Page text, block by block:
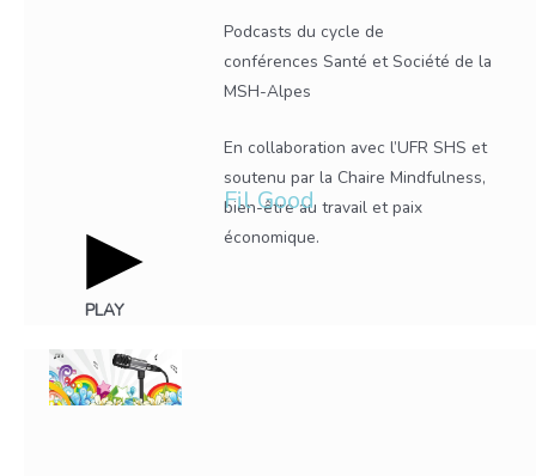
Podcasts du cycle de
conférences Santé et Société de la
MSH-Alpes
En collaboration avec l’UFR SHS et
soutenu par la Chaire Mindfulness,
bien-être au travail et paix
économique.
Fil Good
PLAY